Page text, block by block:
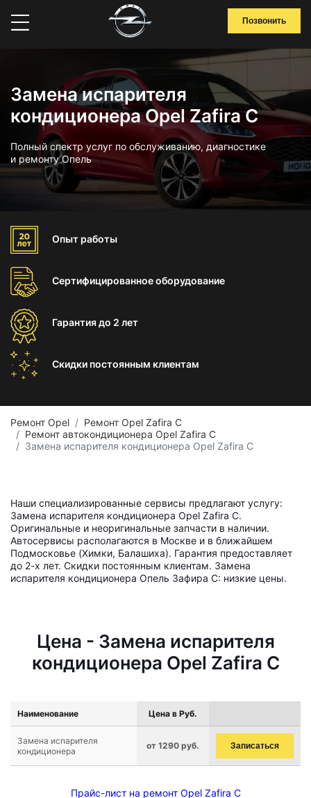
Позвонить
Замена испарителя
кондиционера Opel Zafira C
Полный спектр услуг по обслуживанию, диагностике
и ремонту Опель
Опыт работы
Сертифицированноеоборудование
Гарантиядо 2 лет
Скидки постоянным клиентам
Ремонт Opel
Ремонт Opel Zafira C
Ремонт автокондиционера Opel Zafira C
Замена испарителя кондиционера Opel Zafira C
Наши специализированные сервисы предлагают услугу:
Замена испарителя кондиционера Opel Zafira C.
Оригинальные и неоригинальные запчасти в наличии.
Автосервисы располагаются в Москве и в ближайшем
Подмосковье (Химки, Балашиха). Гарантия предоставляет
до 2-х лет. Скидки постоянным клиентам. Замена
испарителя кондиционера Опель Зафира C: низкие цены.
Цена - Замена испарителя
кондиционера Opel Zafira C
Наименование Цена в Руб.
Замена испарителя
кондиционера
от 1290 руб. Записаться
Прайс-лист на ремонт Opel Zafira C